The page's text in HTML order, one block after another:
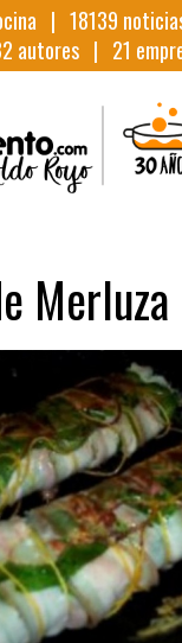
| 18139
autores | 21
Merluza